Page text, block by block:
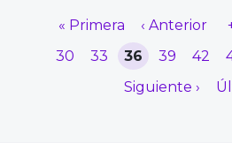
« Primera ‹ Anterior
30
33 36 39 42
Siguiente ›